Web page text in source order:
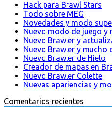
Hack para Brawl Stars
Todo sobre MEG
Novedades y modo
Nuevo modo de juego y
Nuevo Brawler y
Nuevo Brawler y mucho
Nuevo Brawler de Hielo
Creador de mapas en
Nuevo Brawler Colette
Nuevas apariencias y
Comentarios recientes